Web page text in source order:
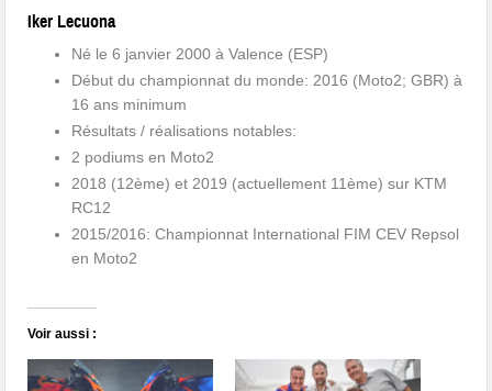
Iker Lecuona
Né le 6 janvier 2000 à Valence (ESP)
Début du championnat du monde: 2016 (Moto2; GBR) à
16 ans minimum
Résultats / réalisations notables:
2 podiums en Moto2
2018 (12ème) et 2019 (actuellement 11ème) sur KTM
RC12
2015/2016: Championnat International FIM CEV Repsol
en Moto2
Voir aussi :